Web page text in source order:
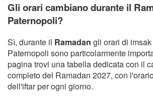
Gli orari cambiano durante il
Paternopoli?
Sì, durante il Ramadan gli orari di
Paternopoli sono particolarmente
pagina trovi una tabella dedicata con il
completo del Ramadan 2027, con
dell'iftar per ogni giorno.